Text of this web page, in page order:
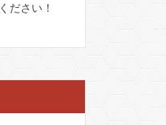
ください！